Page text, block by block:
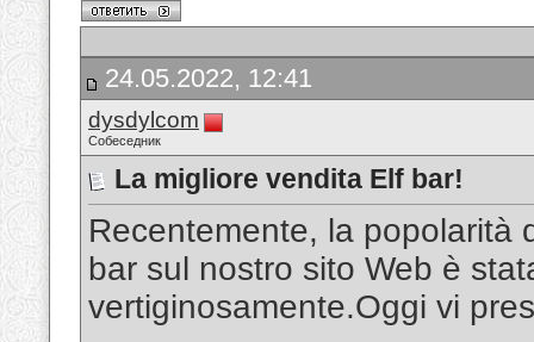
24.05.2022, 12:41
dysdylcom
Собеседник
La migliore vendita Elf bar!
Recentemente, la popolarità
bar sul nostro sito Web è
vertiginosamente.Oggi vi